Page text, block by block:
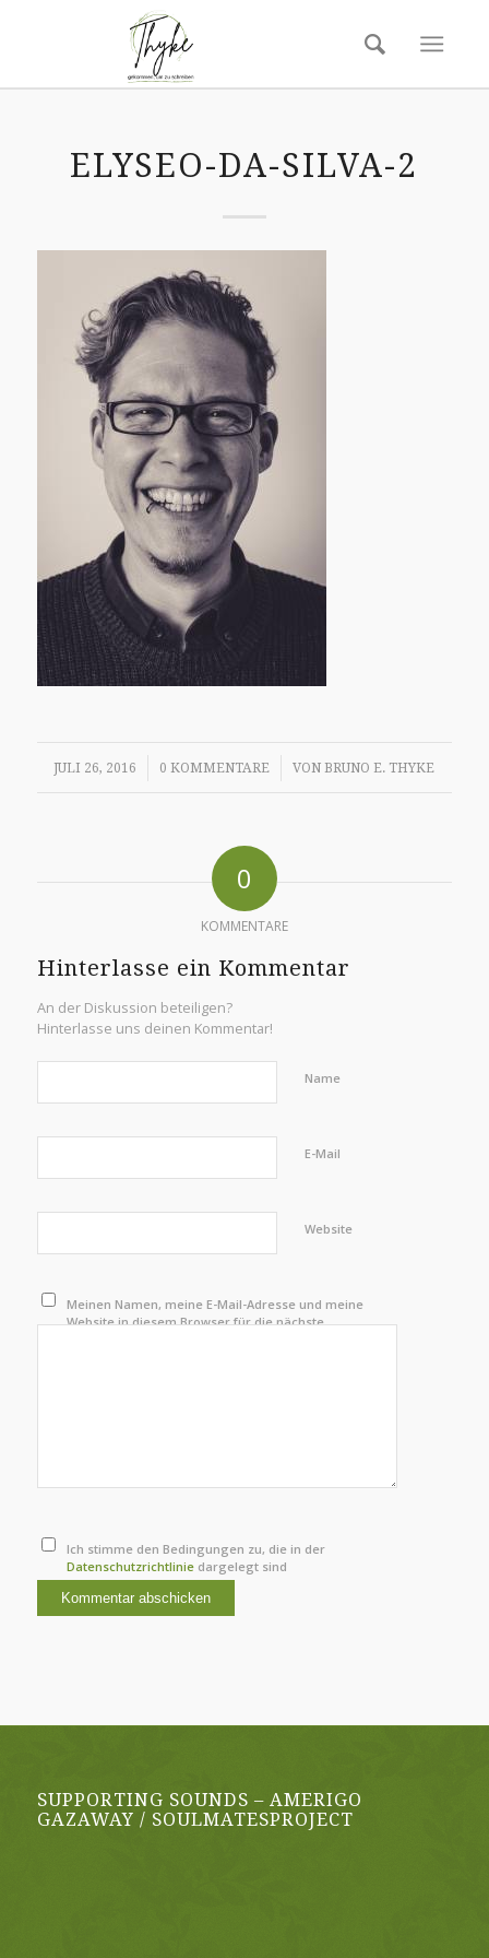
ELYSEO-DA-SILVA-2
JULI 26, 2016
/ 0 KOMMENTARE
/ VONBRUNO E. THYKE
0
KOMMENTARE
Hinterlasse ein Kommentar
An der Diskussion beteiligen?
Hinterlasse uns deinen Kommentar!
Name
E-Mail
Website
Meinen Namen, meine E-Mail-Adresse und meine
Website in diesem Browser für die nächste
Ich stimme den Bedingungen zu, die in der
Datenschutzrichtlinie dargelegt sind
SUPPORTING SOUNDS – AMERIGO
GAZAWAY / SOULMATESPROJECT